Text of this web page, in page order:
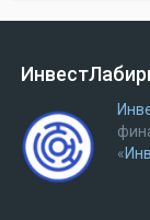
«